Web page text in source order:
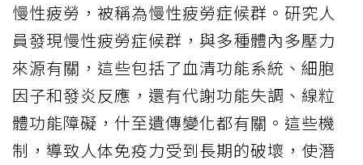
慢性疲勞，被稱為慢性疲勞症候群。研究人
員發現慢性疲勞症候群，與多種體內多壓力
來源有關，這些包括了血清功能系統、細胞
因子和發炎反應，還有代謝功能失調、線粒
體功能障礙，什至遺傳變化都有關。這些機
制，導致人体免疫力受到長期的破壞，使潛